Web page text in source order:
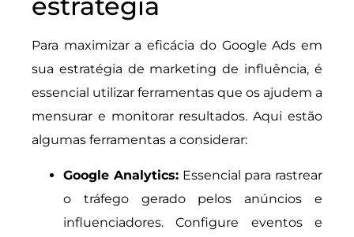
estratégia
Para maximizar a eficácia do Google Ads em
sua estratégia de marketing de influência, é
essencial utilizar ferramentas que os ajudem a
mensurar e monitorar resultados. Aqui estão
algumas ferramentas a considerar:
Google Analytics:Essencial para rastrear
o tráfego gerado pelos anúncios e
influenciadores. Configure eventos e